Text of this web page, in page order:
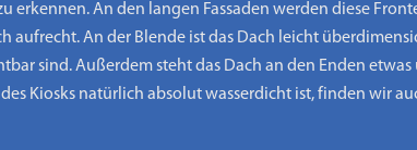
erkennen. An den langen Fassaden werden diese
aufrecht. An der Blende ist das Dach leicht
sind. Außerdem steht das Dach an den Enden
Kiosks natürlich absolut wasserdicht ist, finden wir